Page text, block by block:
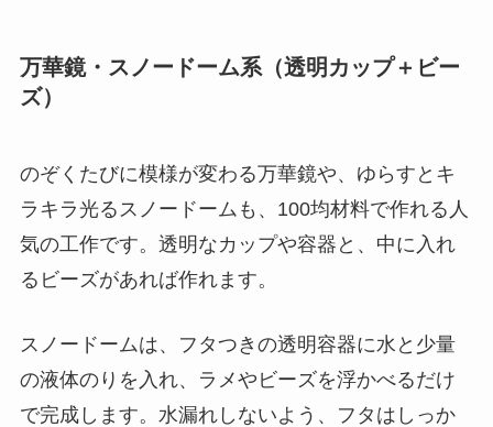
万華鏡・スノードーム系（透明カップ＋ビー
ズ）
のぞくたびに模様が変わる万華鏡や、ゆらすとキ
ラキラ光るスノードームも、100均材料で作れる人
気の工作です。透明なカップや容器と、中に入れ
るビーズがあれば作れます。
スノードームは、フタつきの透明容器に水と少量
の液体のりを入れ、ラメやビーズを浮かべるだけ
で完成します。水漏れしないよう、フタはしっか